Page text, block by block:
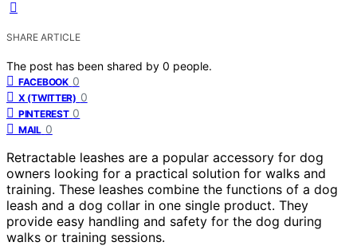
SHARE ARTICLE
The post has been shared by 0 people.
FACEBOOK 0
X (TWITTER) 0
PINTEREST 0
MAIL 0
Retractable leashes are a popular accessory for dog
owners looking for a practical solution for walks and
training. These leashes combine the functions of a dog
leash and a dog collar in one single product. They
provide easy handling and safety for the dog during
walks or training sessions.